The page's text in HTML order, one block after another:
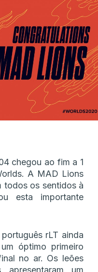
chegou ao fim a 1
A MAD Lions
todos os sentidos à
esta importante
rLT ainda
óptimo primeiro
no ar. Os leões
um